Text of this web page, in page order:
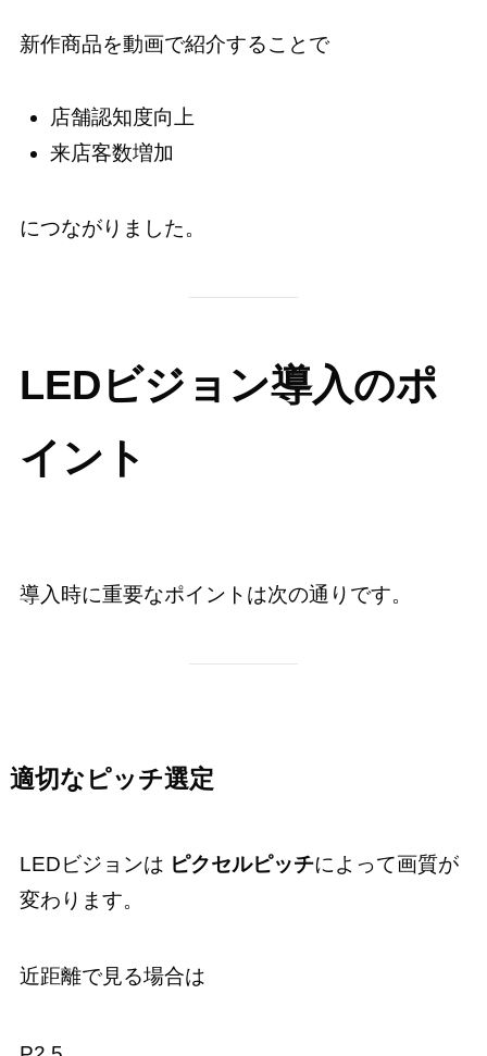
新作商品を動画で紹介することで
店舗認知度向上
来店客数増加
につながりました。
LEDビジョン導入のポ
イント
導入時に重要なポイントは次の通りです。
適切なピッチ選定
LEDビジョンは ピクセルピッチによって画質が
変わります。
近距離で見る場合は